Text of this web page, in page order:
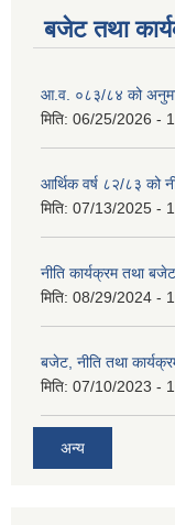
बजेट तथा
आ.व. ०८३/८४ को
मिति: 06/25/2026 -
आर्थिक वर्ष ८२/८३ को
मिति: 07/13/2025 -
नीति कार्यक्रम तथा
मिति: 08/29/2024 -
बजेट, नीति तथा
मिति: 07/10/2023 -
अन्य